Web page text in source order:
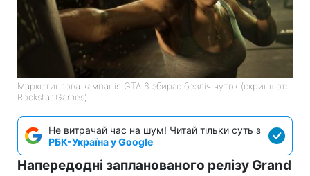
Маркетингова кампанія GTA 6 збирає безліч чуток (скриншот:
Rockstar Games)
Не витрачай час на шум! Читай тільки суть з
РБК-Україна у Google
Напередодні запланованого релізу Grand